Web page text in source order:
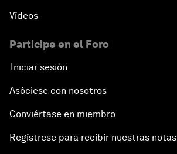
Vídeos
Participe en el Foro
Iniciar sesión
Asóciese con nosotros
Conviértase en miembro
Regístrese para recibir nuestras